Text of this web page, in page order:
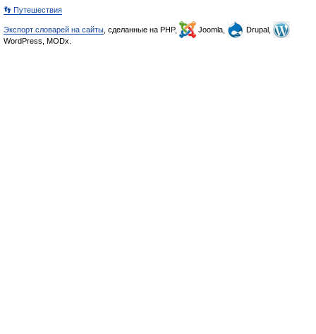
👣 Путешествия
Экспорт словарей на сайты , сделанные на PHP, Joomla,
Drupal,
WordPress, MODx.